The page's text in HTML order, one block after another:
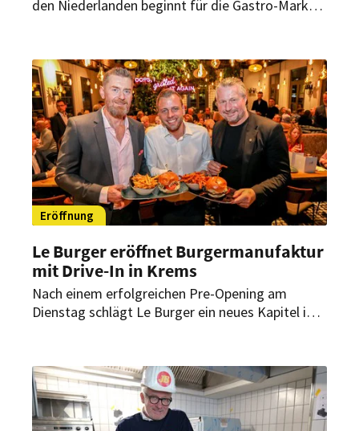
den Niederlanden beginnt für die Gastro-Marke
Landesgrenzen an den Start gebracht.
Eröffnung
Le Burger eröffnet Burgermanufaktur
mit Drive-In in Krems
Nach einem erfolgreichen Pre-Opening am
Dienstag schlägt Le Burger ein neues Kapitel in
November seine nach eigener Aussage
modernste Burgermanufaktur.